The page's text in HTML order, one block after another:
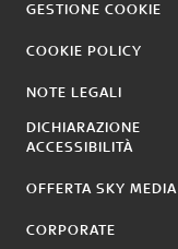
GESTIONE COOKIE
COOKIE POLICY
NOTE LEGALI
DICHIARAZIONE
ACCESSIBILITÀ
OFFERTA SKY MEDIA
CORPORATE